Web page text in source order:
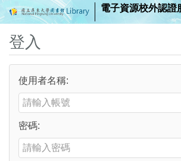
電子資源校外認證
登入
使用者名稱:
Enter your username or email address
密碼: